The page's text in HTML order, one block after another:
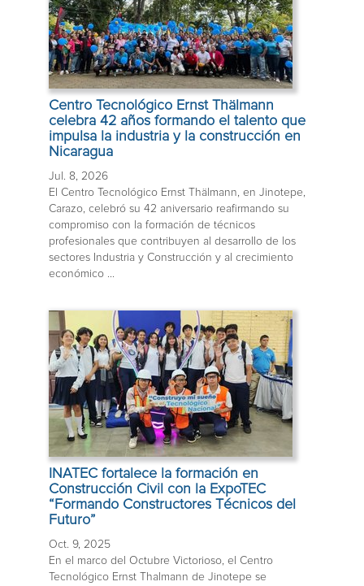
Centro Tecnológico Ernst Thälmann
celebra 42 años formando el talento que
impulsa la industria y la construcción en
Nicaragua
Jul. 8, 2026
El Centro Tecnológico Ernst Thälmann, en Jinotepe,
Carazo, celebró su 42 aniversario reafirmando su
compromiso con la formación de técnicos
profesionales que contribuyen al desarrollo de los
sectores Industria y Construcción y al crecimiento
económico ...
INATEC fortalece la formación en
Construcción Civil con la ExpoTEC
“Formando Constructores Técnicos del
Futuro”
Oct. 9, 2025
En el marco del Octubre Victorioso, el Centro
Tecnológico Ernst Thalmann de Jinotepe se